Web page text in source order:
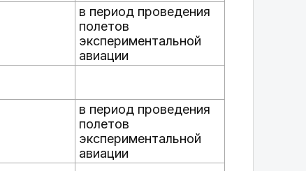
в период проведения
полетов
экспериментальной
авиации
в период проведения
полетов
экспериментальной
авиации